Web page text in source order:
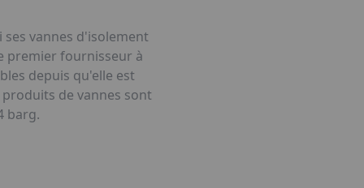
vannes d'isolement
premier fournisseur à
depuis qu'elle est
de vannes sont
barg.